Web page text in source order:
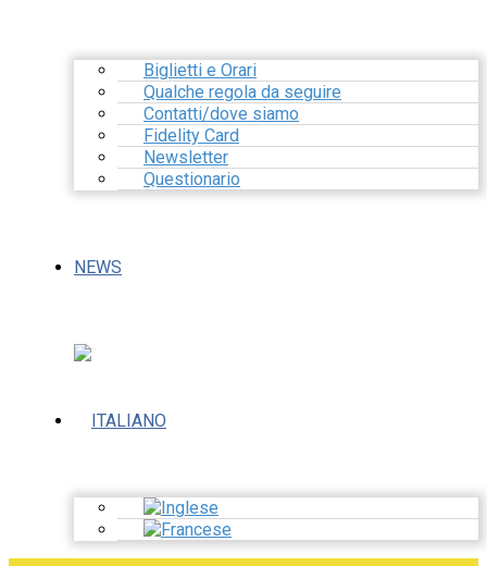
Biglietti e Orari
Qualche regola da seguire
Contatti/dove siamo
Fidelity Card
Newsletter
Questionario
NEWS